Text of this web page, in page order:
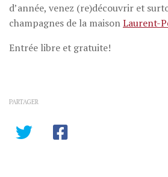
d’année, venez (re)découvrir et
champagnes de la maisonLaurent-
Entrée libre et gratuite!
PARTAGER